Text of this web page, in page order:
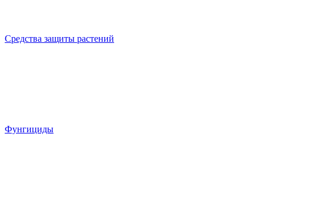
Средства защиты растений
Фунгициды